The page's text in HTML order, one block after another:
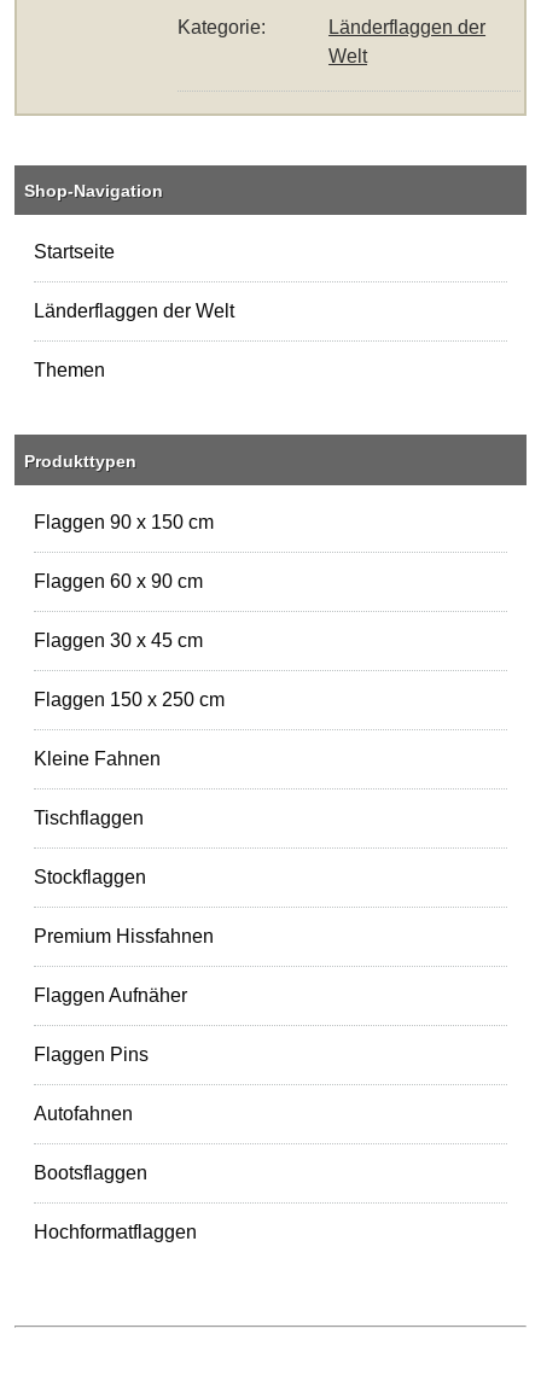
Kategorie:
Länderflaggen der
Welt
Shop-Navigation
Startseite
Länderflaggen der Welt
Themen
Produkttypen
Flaggen 90 x 150 cm
Flaggen 60 x 90 cm
Flaggen 30 x 45 cm
Flaggen 150 x 250 cm
Kleine Fahnen
Tischflaggen
Stockflaggen
Premium Hissfahnen
Flaggen Aufnäher
Flaggen Pins
Autofahnen
Bootsflaggen
Hochformatflaggen